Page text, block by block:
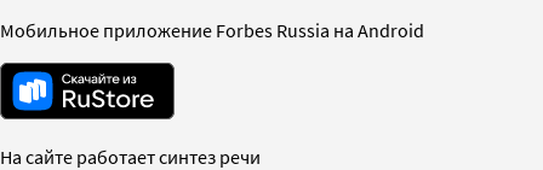
Мобильное приложение Forbes Russia на Android
На сайте работает синтез речи